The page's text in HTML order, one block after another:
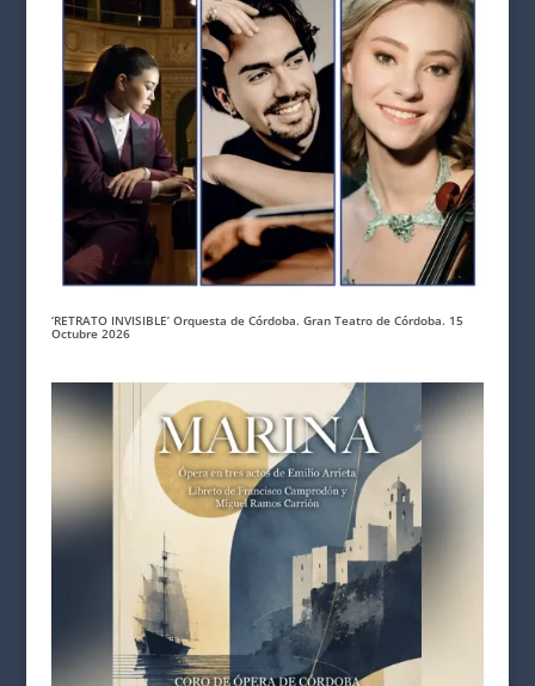
‘RETRATO INVISIBLE’ Orquesta de Córdoba. Gran Teatro de Córdoba. 15
Octubre 2026